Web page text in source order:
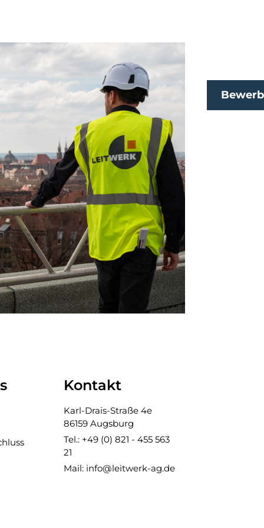
Kontakt
Karl-Drais-Straße 4e
86159 Augsburg
Tel.: +49 (0) 821 - 455 563
21
Mail: info@leitwerk-ag.de